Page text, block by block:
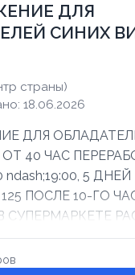
ДЛЯ
СИНИХ
страны)
18.06.2026
ДЛЯ
40 ЧАС
5
ПОСЛЕ 10-ГО
СУПЕРМАРКЕТЕ